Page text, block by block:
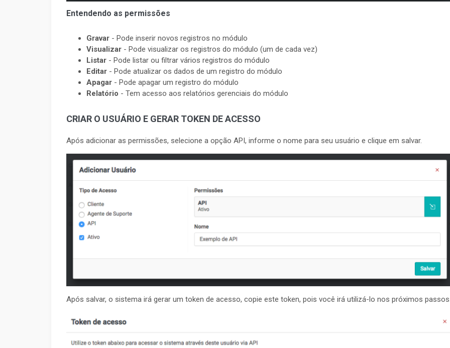
Entendendo as permissões
Gravar - Pode inserir novos registros no módulo
Visualizar - Pode visualizar os registros do módulo (um de cada vez)
Listar - Pode listar ou filtrar vários registros do módulo
Editar - Pode atualizar os dados de um registro do módulo
Apagar - Pode apagar um registro do módulo
Relatório - Tem acesso aos relatórios gerenciais do módulo
CRIAR O USUÁRIO E GERAR TOKEN DE ACESSO
Após adicionar as permissões, selecione a opção API, informe o nome para seu usuário e clique em salvar.
Após salvar, o sistema irá gerar um token de acesso, copie este token, pois você irá utilizá-lo nos próximos